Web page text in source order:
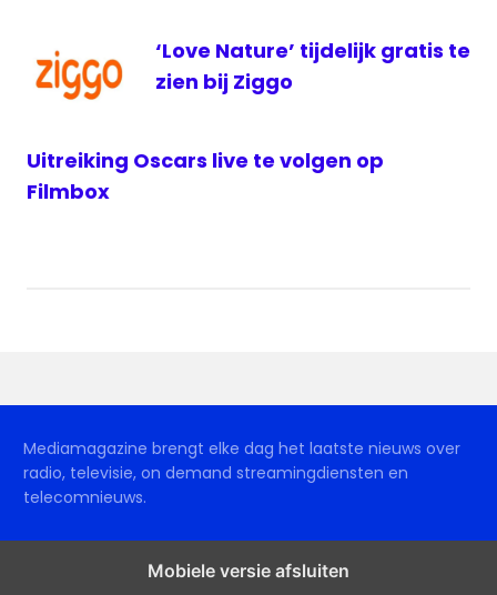
‘Love Nature’ tijdelijk gratis te
zien bij Ziggo
Uitreiking Oscars live te volgen op
Filmbox
Mediamagazine brengt elke dag het laatste nieuws over
radio, televisie, on demand streamingdiensten en
telecomnieuws.
Mobiele versie afsluiten